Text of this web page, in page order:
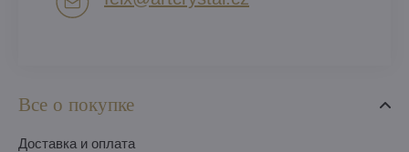
Все о покупке
Доставка и оплата